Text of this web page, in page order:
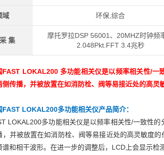
域 环保,综合
集
摩托罗拉DSP 56001、20MHZ时钟频
2.048Pkt.FFT 3.4兆秒
FAST LOKAL200 多功能相关仪是以频率相关性/一
侧传播，并被放置在如消防栓、阀等易接近处的高灵
FAST LOKAL200多功能相关仪产品简介：
LOKAL200多功能相关仪是以频率相关性/一致性
，并被放置在如消防栓、阀等易接近处的高灵敏度
谱和相干波形。在进一步的调整后，LCD上会显示检